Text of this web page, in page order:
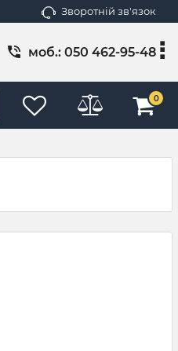
Зворотній зв'язок
моб.: 050 462-95-48
0